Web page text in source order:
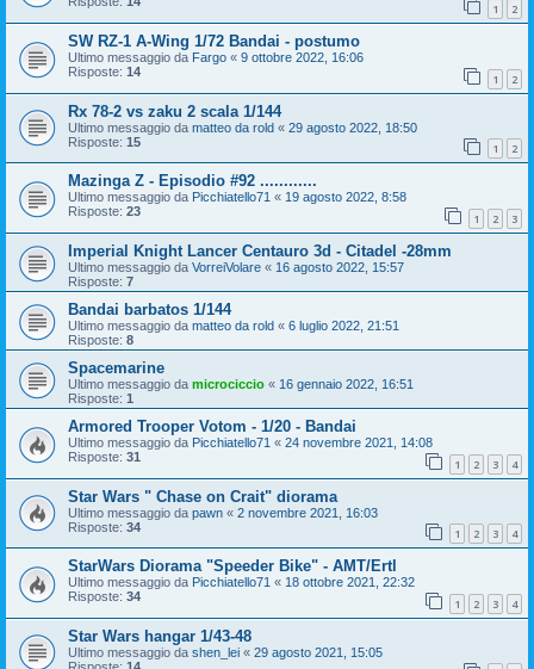
1 2
SW RZ-1 A-Wing 1/72 Bandai - postumo
Ultimo messaggio da Fargo « 9 ottobre 2022, 16:06
Risposte: 14 1 2
Rx 78-2 vs zaku 2 scala 1/144
Ultimo messaggio da matteo da rold « 29 agosto 2022, 18:50
Risposte: 15 1 2
Mazinga Z - Episodio #92 ............
Ultimo messaggio da Picchiatello71 « 19 agosto 2022, 8:58
Risposte: 23 1 2 3
Imperial Knight Lancer Centauro 3d - Citadel -28mm
Ultimo messaggio da VorreiVolare « 16 agosto 2022, 15:57
Risposte: 7
Bandai barbatos 1/144
Ultimo messaggio da matteo da rold « 6 luglio 2022, 21:51
Risposte: 8
Spacemarine
Ultimo messaggio da microciccio « 16 gennaio 2022, 16:51
Risposte: 1
Armored Trooper Votom - 1/20 - Bandai
Ultimo messaggio da Picchiatello71 « 24 novembre 2021, 14:08
Risposte: 31 1 2 3 4
Star Wars " Chase on Crait" diorama
Ultimo messaggio da pawn « 2 novembre 2021, 16:03
Risposte: 34 1 2 3 4
StarWars Diorama "Speeder Bike" - AMT/Ertl
Ultimo messaggio da Picchiatello71 « 18 ottobre 2021, 22:32
Risposte: 34 1 2 3 4
Star Wars hangar 1/43-48
Ultimo messaggio da shen_lei « 29 agosto 2021, 15:05